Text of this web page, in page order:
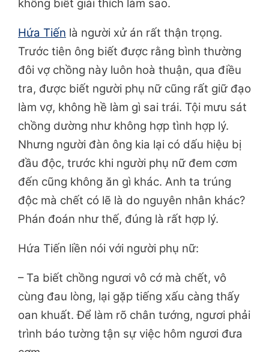
không biết giải thích làm sao.
Hứa Tiến là người xử án rất thận trọng.
Trước tiên ông biết được rằng bình thường
đôi vợ chồng này luôn hoà thuận, qua điều
tra, được biết người phụ nữ cũng rất giữ đạo
làm vợ, không hề làm gì sai trái. Tội mưu sát
chồng dường như không hợp tình hợp lý.
Nhưng người đàn ông kia lại có dấu hiệu bị
đầu độc, trước khi người phụ nữ đem cơm
đến cũng không ăn gì khác. Anh ta trúng
độc mà chết có lẽ là do nguyên nhân khác?
Phán đoán như thế, đúng là rất hợp lý.
Hứa Tiến liền nói với người phụ nữ:
– Ta biết chồng ngươi vô cớ mà chết, vô
cùng đau lòng, lại gặp tiếng xấu càng thấy
oan khuất. Để làm rõ chân tướng, ngươi phải
trình báo tường tận sự việc hôm ngươi đưa